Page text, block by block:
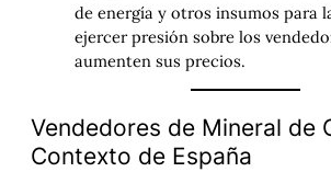
de energía y otros insumos para
ejercer presión sobre los
aumenten sus precios.
Vendedores de Mineral de
Contexto de España